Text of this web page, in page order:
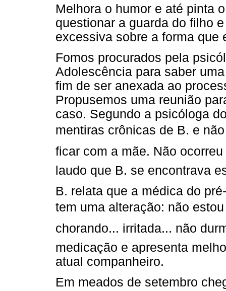
Melhora o humor e até pinta
questionar a guarda do filho
excessiva sobre a forma que
Fomos procurados pela
Adolescência para saber
fim de ser anexada ao
Propusemos uma reunião
caso. Segundo a psicóloga
mentiras crônicas de B. e
ficar com a mãe. Não
laudo que B. se encontrava
B. relata que a médica do
tem uma alteração: não
chorando... irritada... não
medicação e apresenta
atual companheiro.
Em meados de setembro